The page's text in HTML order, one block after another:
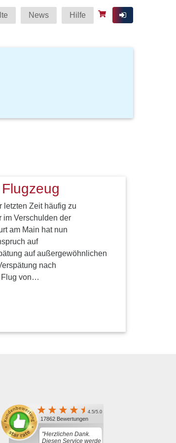
News Hilfe
letzten Zeit häufig zu
im Verschulden der
am Main hat nun
auf
auf außergewöhnlichen
nach
Flug von…
4.5/5.0
17862 Bewertungen
"Herzlichen Dank.
Diesen Service werde